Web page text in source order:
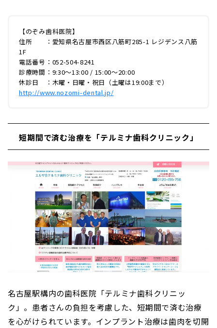
【のぞみ歯科医院】
住所 ：愛知県名古屋市西区八筋町285-1 レジデンス八筋
1F
電話番号：052-504-8241
診療時間：9:30～13:00 / 15:00～20:00
休診日 ：木曜・日曜・祝日（土曜は19:00まで）
http://www.nozomi-dental.jp/
短期間で済む治療を「テルミナ歯科クリニック」
名古屋駅構内の歯科医院「テルミナ歯科クリニッ
ク」。患者さんの負担を考慮した、短期間で済む治療
を心がけられています。インプラント治療は歯肉を切開